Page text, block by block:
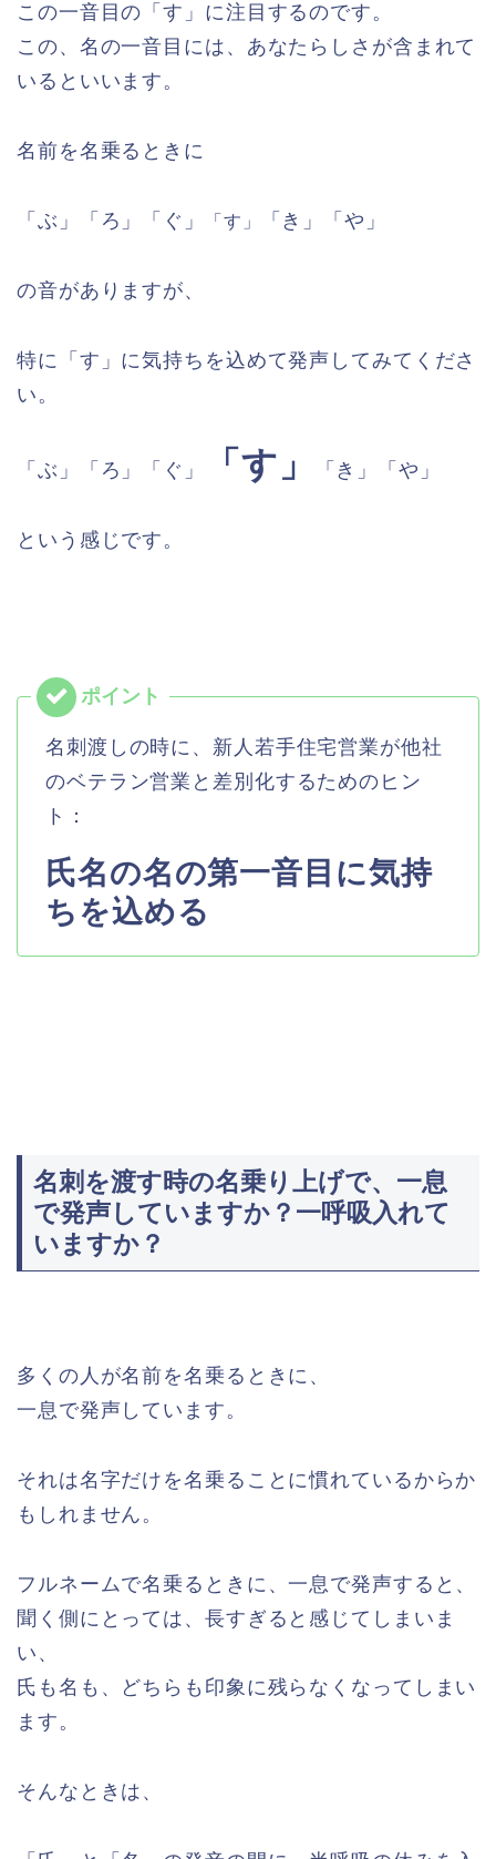
この一音目の「す」に注目するのです。
この、名の一音目には、あなたらしさが含まれて
いるといいます。
名前を名乗るときに
「ぶ」「ろ」「ぐ」 「す」 「き」「や」
の音がありますが、
特に「す」に気持ちを込めて発声してみてくださ
い。
「ぶ」「ろ」「ぐ」 「す」 「き」「や」
という感じです。
名刺渡しの時に、新人若手住宅営業が他社
のベテラン営業と差別化するためのヒン
ト：
氏名の名の第一音目に気持
ちを込める
名刺を渡す時の名乗り上げで、一息
で発声していますか？一呼吸入れて
いますか？
多くの人が名前を名乗るときに、
一息で発声しています。
それは名字だけを名乗ることに慣れているからか
もしれません。
フルネームで名乗るときに、一息で発声すると、
聞く側にとっては、長すぎると感じてしまいま
い、
氏も名も、どちらも印象に残らなくなってしまい
ます。
そんなときは、